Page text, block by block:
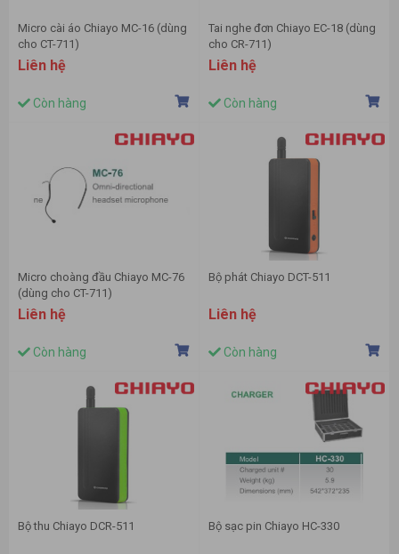
Micro cài áo Chiayo MC-16 (dùng
cho CT-711)
Liên hệ
Còn hàng
Tai nghe đơn Chiayo EC-18 (dùng
cho CR-711)
Liên hệ
Còn hàng
Micro choàng đầu Chiayo MC-76
(dùng cho CT-711)
Liên hệ
Còn hàng
Bộ phát Chiayo DCT-511
Liên hệ
Còn hàng
Bộ thu Chiayo DCR-511 Bộ sạc pin Chiayo HC-330